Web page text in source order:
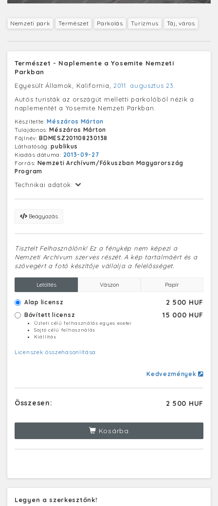
Nemzeti park Természet Parkolás Turizmus Táj, város
Természet - Naplemente a Yosemite Nemzeti
Parkban
Egyesült Államok, Kalifornia, 2011. augusztus 23.
Autós turisták az országút melletti parkolóból nézik a
naplementét a Yosemite Nemzeti Parkban.
Készítette:Mészáros Márton
Tulajdonos:Mészáros Márton
Fájlnév:BDMESZ201108230138
Láthatóság:publikus
Kiadás dátuma: 2013-09-27
Forrás: Nemzeti Archívum/Fókuszban Magyarország
Program
Technikai adatok:
Beágyazás
Tisztelt Felhasználónk! Ez a fénykép nem képezi a
Nemzeti Archívum szerves részét. A kép tartalmáért és a
szövegért a fotó készítője vállalja a felelősséget.
Letöltés Vászon Papír
Alap licensz 2 500 HUF
Bővített licensz 15 000 HUF
Üzleti célú felhasználás egyes esetei
Sajtó célú felhasználás
Kiállítás
Licenszek összehasonlítása
Kedvezmények
Összesen: 2 500 HUF
Kosárba
Legyen a szerkesztőnk!